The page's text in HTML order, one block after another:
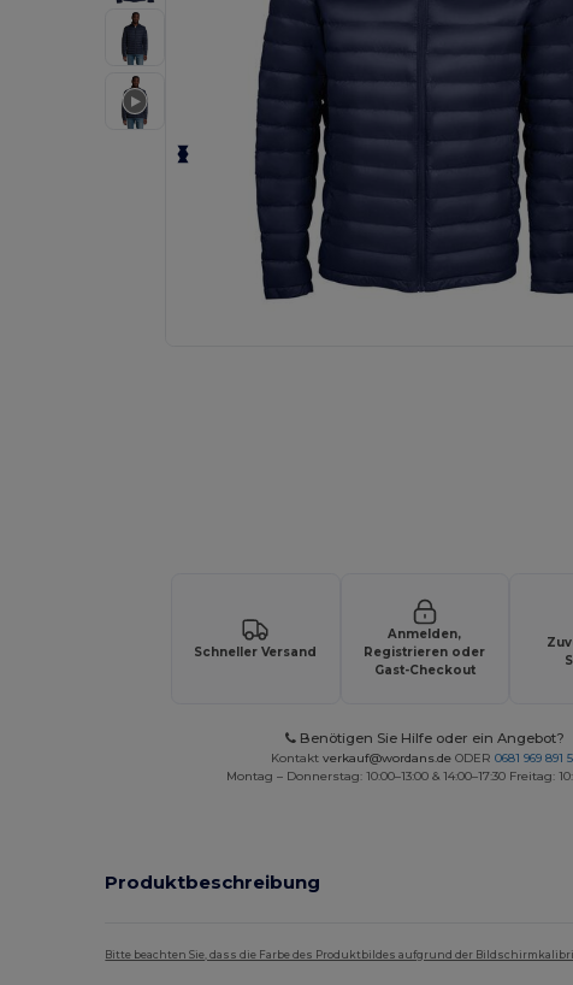
Schneller Versand
Anmelden,
Registrieren oder
Gast-Checkout
Benötigen Sie Hilfe oder ein Angebot?
Kontaktverkauf@wordans.de ODER0681 969 891
Montag – Donnerstag: 10:00–13:00 & 14:00–17:30 Freitag:
Produktbeschreibung
Bitte beachten Sie, dass die Farbe des Produktbildes aufgrund der